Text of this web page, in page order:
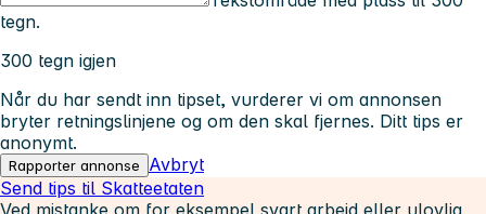
tegn.
300 tegn igjen
Når du har sendt inn tipset, vurderer vi om annonsen
bryter retningslinjene og om den skal fjernes. Ditt tips er
anonymt.
Rapporter annonse
Avbryt
Send tips til Skatteetaten
Ved mistanke om for eksempel svart arbeid eller ulovlig